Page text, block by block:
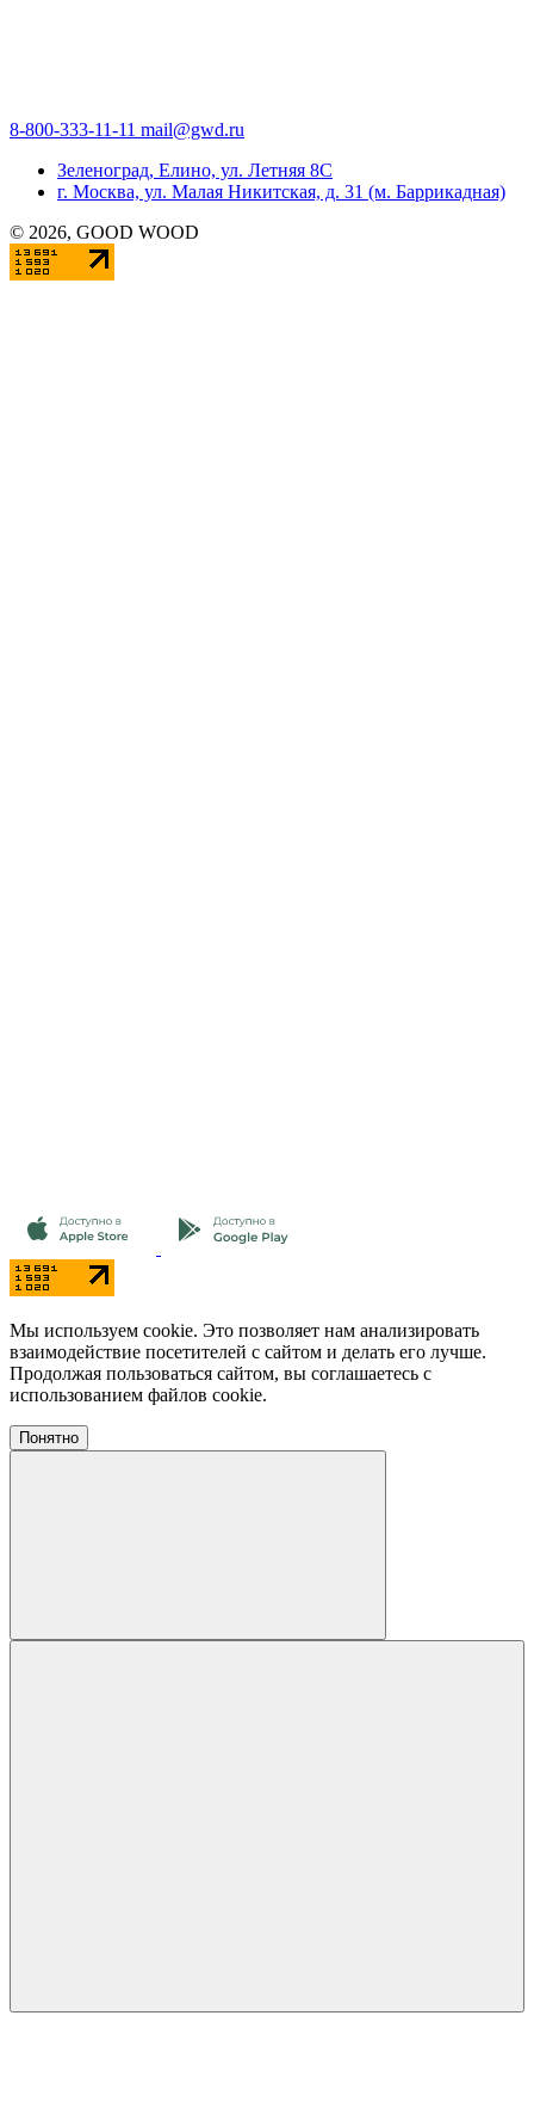
8-800-333-11-11 mail@gwd.ru
Зеленоград, Елино, ул. Летняя 8С
г. Москва, ул. Малая Никитская, д. 31 (м. Баррикадная)
© 2026, GOOD WOOD
Мы используем cookie. Это позволяет нам анализировать
взаимодействие посетителей с сайтом и делать его лучше.
Продолжая пользоваться сайтом, вы соглашаетесь с
использованием файлов cookie.
Понятно